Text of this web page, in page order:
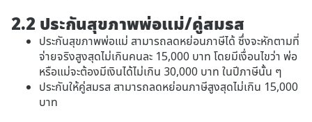
2.2 ประกันสุขภาพพ่อแม่/คู่สมรส
ประกันสุขภาพพ่อแม่ สามารถลดหย่อนภาษีได้ ซึ่งจะหักตามที่
จ่ายจริงสูงสุดไม่เกินคนละ 15,000 บาท โดยมีเงื่อนไขว่า พ่อ
หรือแม่จะต้องมีเงินได้ไม่เกิน 30,000 บาท ในปีภาษีนั้น ๆ
ประกันให้คู่สมรส สามารถลดหย่อนภาษีสูงสุดไม่เกิน 15,000
บาท